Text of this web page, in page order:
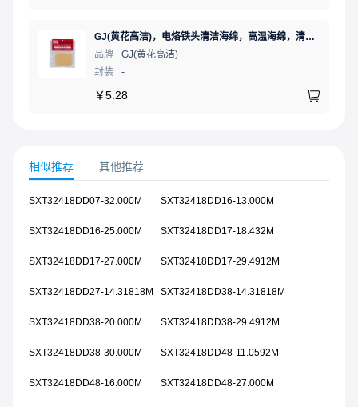
GJ(黄花高洁)，电烙铁头清洁海绵，高温海绵，清洁棉，除锡棉，擦锡棉，ST-11A
品牌
GJ(黄花高洁)
封装
-
￥5.28
相似推荐 其他推荐
SXT32418DD07-32.000M SXT32418DD16-13.000M
SXT32418DD16-25.000M SXT32418DD17-18.432M
SXT32418DD17-27.000M SXT32418DD17-29.4912M
SXT32418DD27-14.31818M SXT32418DD38-14.31818M
SXT32418DD38-20.000M SXT32418DD38-29.4912M
SXT32418DD38-30.000M SXT32418DD48-11.0592M
SXT32418DD48-16.000M SXT32418DD48-27.000M